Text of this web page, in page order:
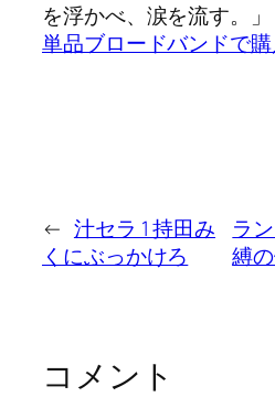
を浮かべ、涙を流す。」
単品ブロードバンドで購
← 汁セラ 1 持田み
くにぶっかけろ
ラ
縛
コメント